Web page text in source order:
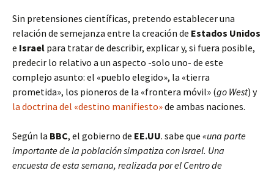
Sin pretensiones científicas, pretendo establecer una
relación de semejanza entre la creación de Estados Unidos
e Israel para tratar de describir, explicar y, si fuera posible,
predecir lo relativo a un aspecto -solo uno- de este
complejo asunto: el «pueblo elegido», la «tierra
prometida», los pioneros de la «frontera móvil» (go West) y
la doctrina del «destino manifiesto»de ambas naciones.
Según la BBC, el gobierno de EE.UU. sabe que «una parte
importante de la población simpatiza con Israel. Una
encuesta de esta semana, realizada por el Centro de